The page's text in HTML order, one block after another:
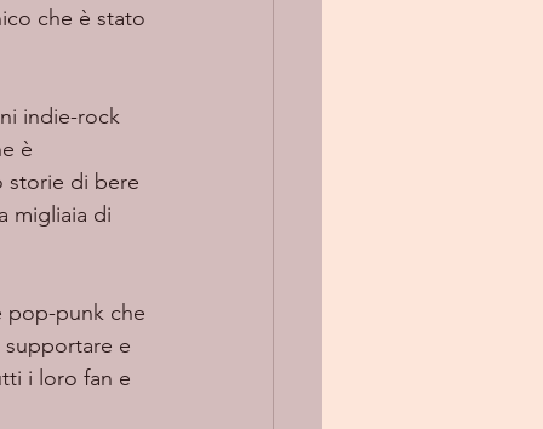
che è stato
indie-rock
è
storie di bere
migliaia di
e
i loro fan e